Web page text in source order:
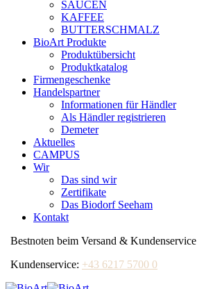
SAUCEN
KAFFEE
BUTTERSCHMALZ
BioArt Produkte
Produktübersicht
Produktkatalog
Firmengeschenke
Handelspartner
Informationen für Händler
Als Händler registrieren
Demeter
Aktuelles
CAMPUS
Wir
Das sind wir
Zertifikate
Das Biodorf Seeham
Kontakt
Bestnoten beim Versand & Kundenservice
Kundenservice: +43 6217 5700 0